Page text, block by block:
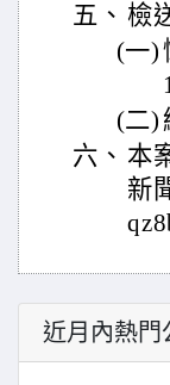
五、 檢
(一)
(二)
六、 本
新
近月內熱門